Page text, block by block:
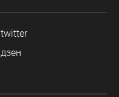
twitter
дзен